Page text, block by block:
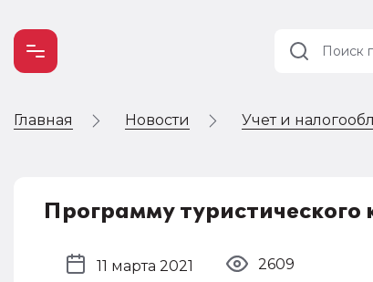
Главная Новости Учет и
Программу туристического
11 марта 2021 2609
Учет и